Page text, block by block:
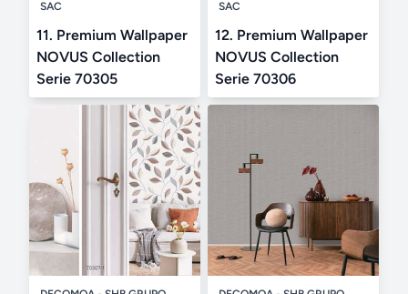
SAC
11. Premium Wallpaper
NOVUS Collection
Serie 70305
SAC
12. Premium Wallpaper
NOVUS Collection
Serie 70306